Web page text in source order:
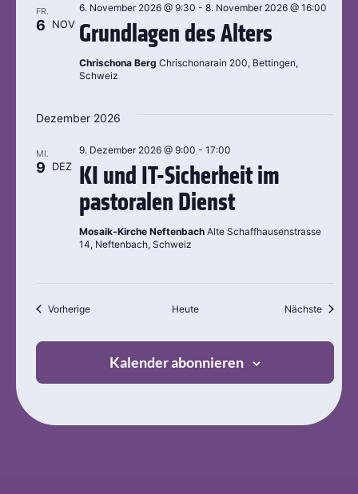
FR.
6 NOV Grundlagen des Alters
6. November 2026 @ 9:30 - 8. November 2026 @ 16:00
Chrischona Berg Chrischonarain 200, Bettingen,
Schweiz
Dezember 2026
MI.
9 DEZ
KI und IT-Sicherheit im
pastoralen Dienst
9. Dezember 2026 @ 9:00 - 17:00
Mosaik-Kirche Neftenbach Alte Schaffhausenstrasse
14, Neftenbach, Schweiz
VorherigeVeranstaltungen Heute Nächste
Kalender abonnieren